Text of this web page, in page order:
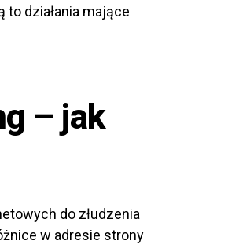
działania mające
– jak
do złudzenia
w adresie strony